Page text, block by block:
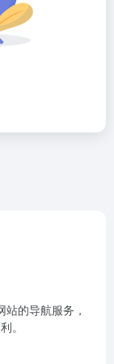
的导航服务，
。